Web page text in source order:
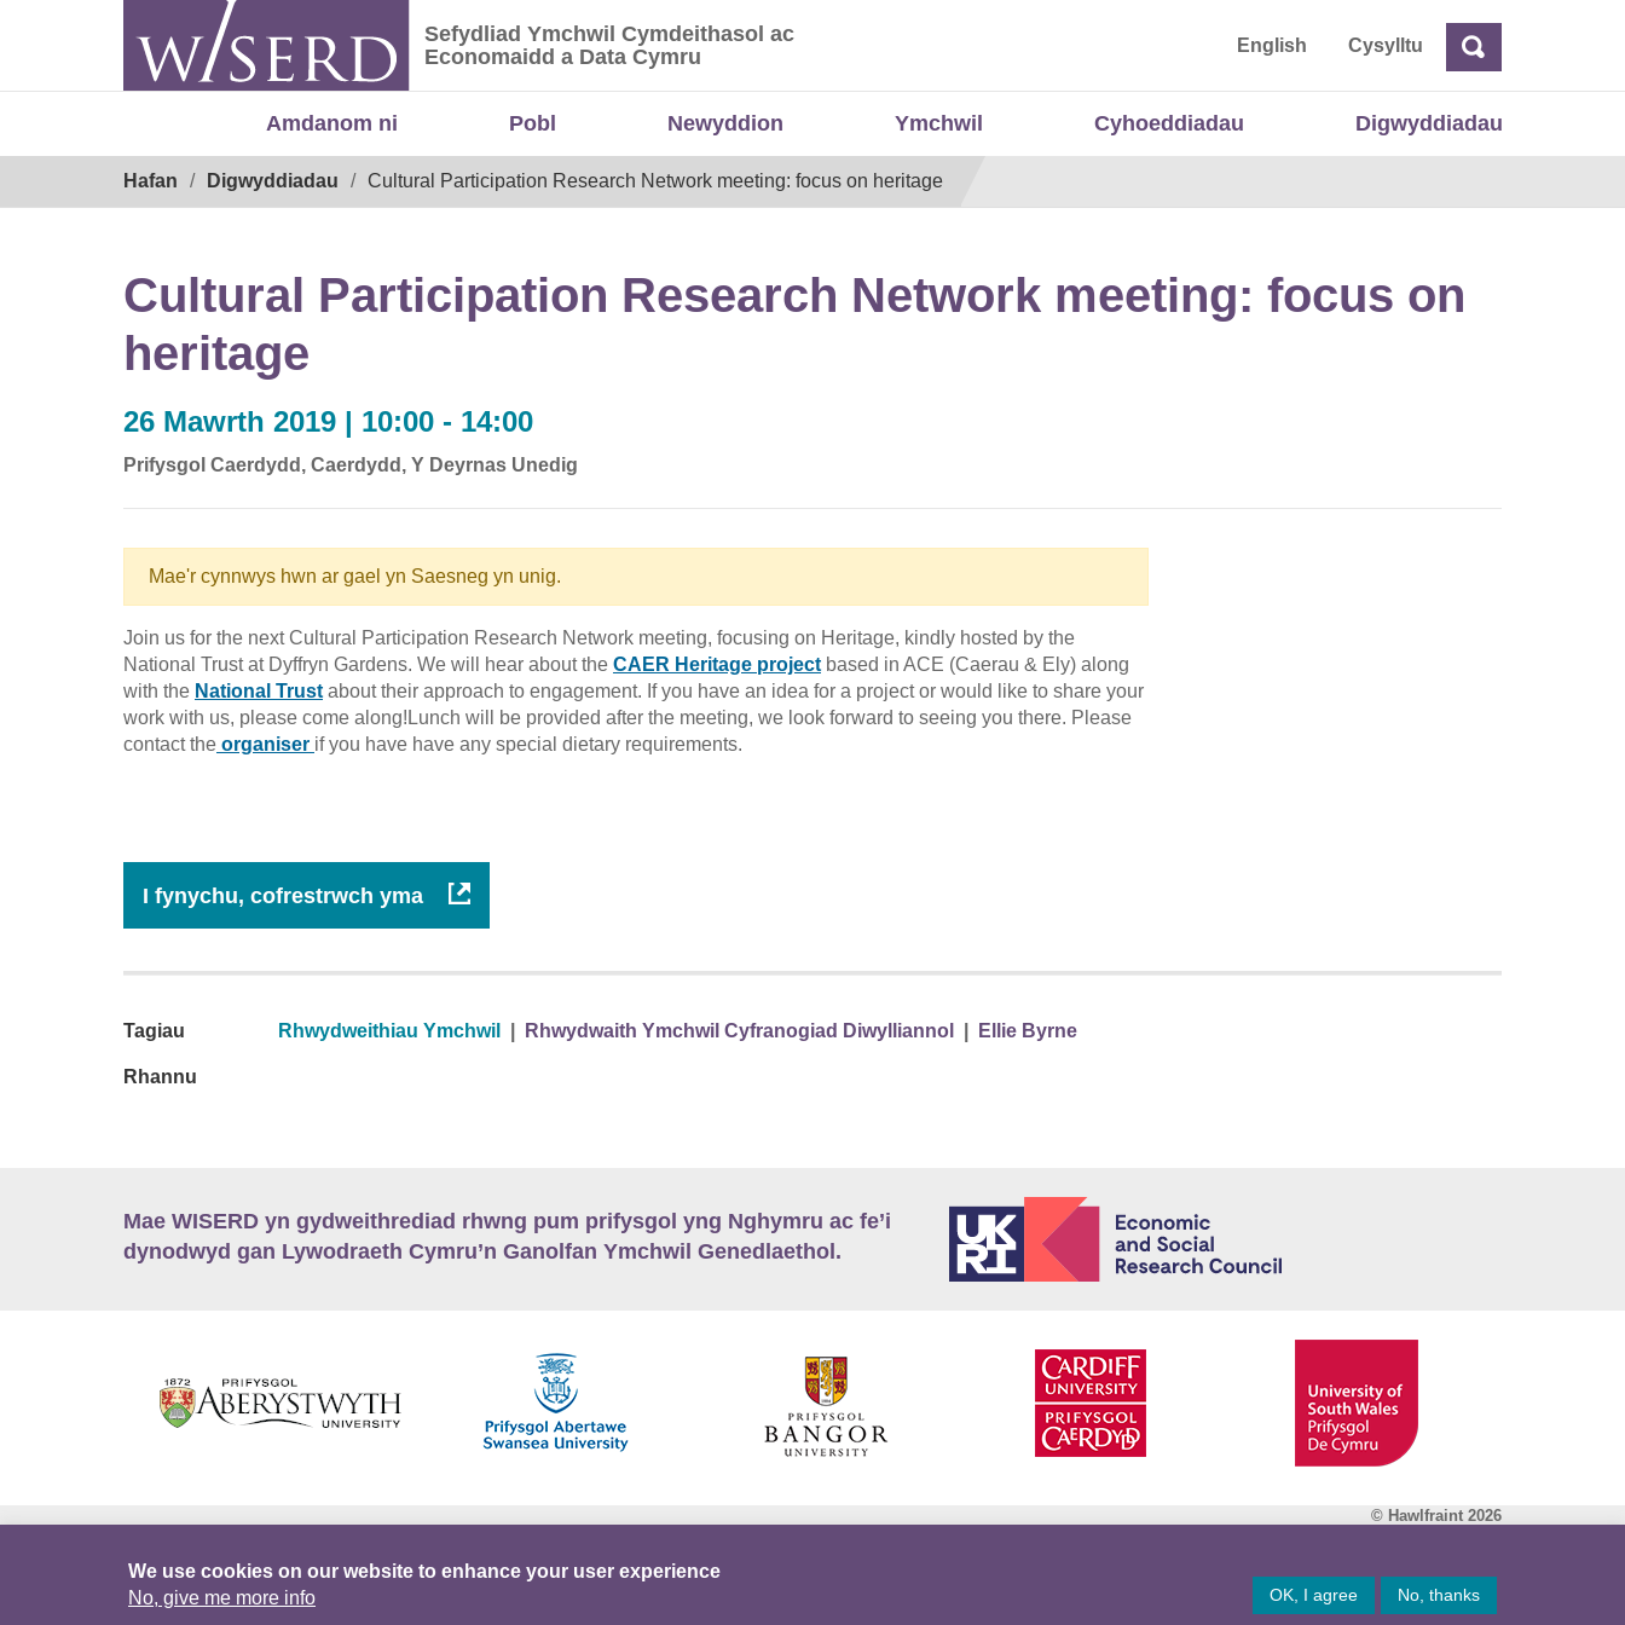
Sefydliad Ymchwil Cymdeithasol ac Economaidd a Data Cymru
Sefydliad Ymchwil Cymdeithasol ac
Economaidd a Data Cymru
English CysylltuChwilio
Amdanom ni Pobl Newyddion Ymchwil Cyhoeddiadau Digwyddiadau
Hafan Digwyddiadau Cultural Participation Research Network meeting: focus on heritage
Cultural Participation Research Network meeting: focus on
heritage
26 Mawrth 2019 | 10:00 - 14:00
Prifysgol Caerdydd, Caerdydd, Y Deyrnas Unedig
Mae'r cynnwys hwn ar gael yn Saesneg yn unig.
Join us for the next Cultural Participation Research Network meeting, focusing on Heritage, kindly hosted by the
National Trust at Dyffryn Gardens. We will hear about the CAER Heritage project based in ACE (Caerau & Ely) along
with the National Trust about their approach to engagement. If you have an idea for a project or would like to share your
work with us, please come along!Lunch will be provided after the meeting, we look forward to seeing you there. Please
contact the organiser if you have have any special dietary requirements.
I fynychu, cofrestrwch yma
Tagiau Rhwydweithiau Ymchwil Rhwydwaith Ymchwil Cyfranogiad Diwylliannol Ellie Byrne
Rhannu
Mae WISERD yn gydweithrediad rhwng pum prifysgol yng Nghymru ac fe’i
dynodwyd gan Lywodraeth Cymru’n Ganolfan Ymchwil Genedlaethol.
DataPortal Intranet
© Hawlfraint 2026
We use cookies on our website to enhance your user experience
No, give me more info
OK, I agree No, thanks